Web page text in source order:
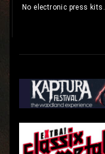
No electronic press kits.